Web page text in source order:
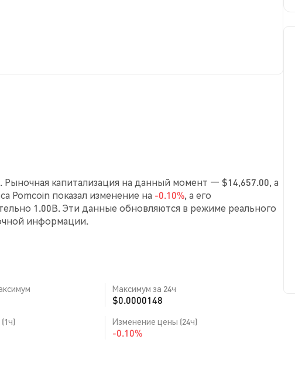
Рыночная капитализация на данный момент — $14,657.00, а
Pomcoin показал изменение на -0.10%, а его
1.00B. Эти данные обновляются в режиме реального
информации.
Максимум за 24ч
$0.0000148
Изменение цены (24ч)
-0.10%